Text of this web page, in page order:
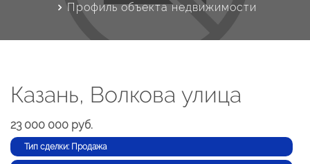
Профиль объекта недвижимости
Казань, Волкова улица
23 000 000 руб.
Тип сделки: Продажа